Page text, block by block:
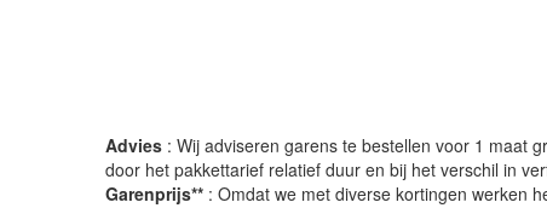
Advies : Wij adviseren garens te bestellen voor 1 maat
door het pakkettarief relatief duur en bij het verschil in
Garenprijs** : Omdat we met diverse kortingen werken